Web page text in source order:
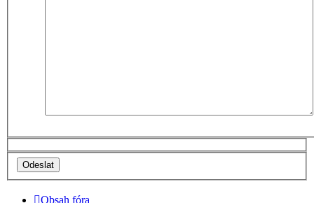
Obsah fóra